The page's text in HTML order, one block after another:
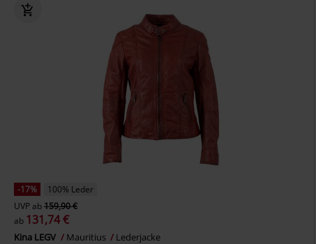
-17%
100% Leder
UVPab159,90 €
ab 131,74 €
Kina LEGV Mauritius Lederjacke